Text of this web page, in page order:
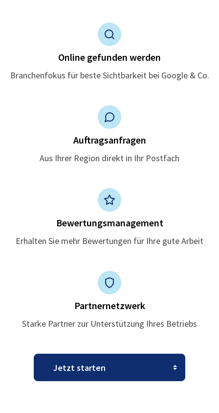
Online gefunden werden
Branchenfokus für beste Sichtbarkeit bei Google & Co.
Auftragsanfragen
Aus Ihrer Region direkt in Ihr Postfach
Bewertungsmanagement
Erhalten Sie mehr Bewertungen für Ihre gute Arbeit
Partnernetzwerk
Starke Partner zur Unterstützung Ihres Betriebs